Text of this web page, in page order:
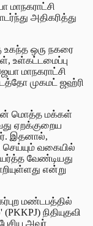
மாநகராட்சி
அதிகரித்து
ஒரு நகரை
உள்கட்டமைப்பு
மாநகராட்சி
முகமட் ஜஹ்ரி
மொத்த மக்கள்
ஏறக்குறைய
இதனால்,
வகையில்
வேண்டியது
என்று
மண்டபத்தில்
நிதியுதவி
அவர்